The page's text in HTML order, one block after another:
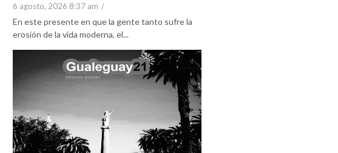
6 agosto, 2026 8:37 am /
En este presente en que la gente tanto sufre la
erosión de la vida moderna, el...